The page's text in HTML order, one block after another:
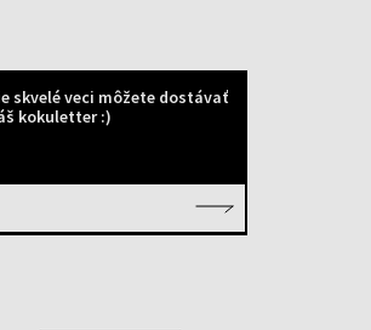
skvelé veci môžete dostávať
kokuletter :)